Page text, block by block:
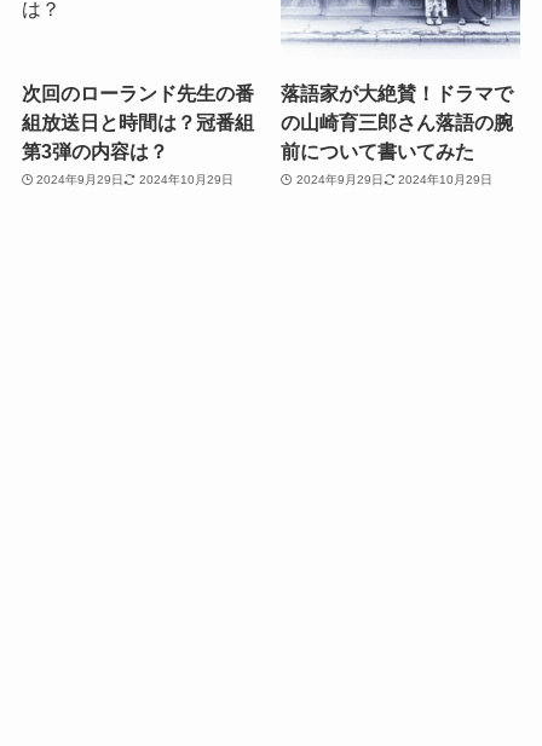
次回のローランド先生の番
組放送日と時間は？冠番組
第3弾の内容は？
2024年9月29日 2024年10月29日
落語家が大絶賛！ドラマで
の山崎育三郎さん落語の腕
前について書いてみた
2024年9月29日 2024年10月29日